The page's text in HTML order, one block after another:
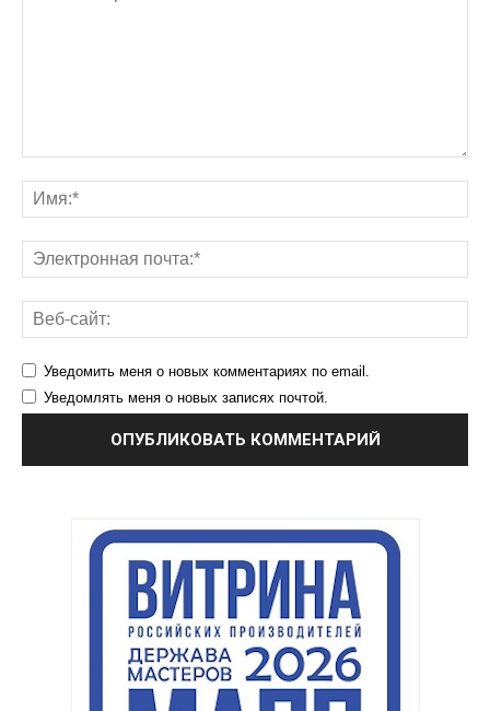
Уведомить меня о новых комментариях по email.
Уведомлять меня о новых записях почтой.